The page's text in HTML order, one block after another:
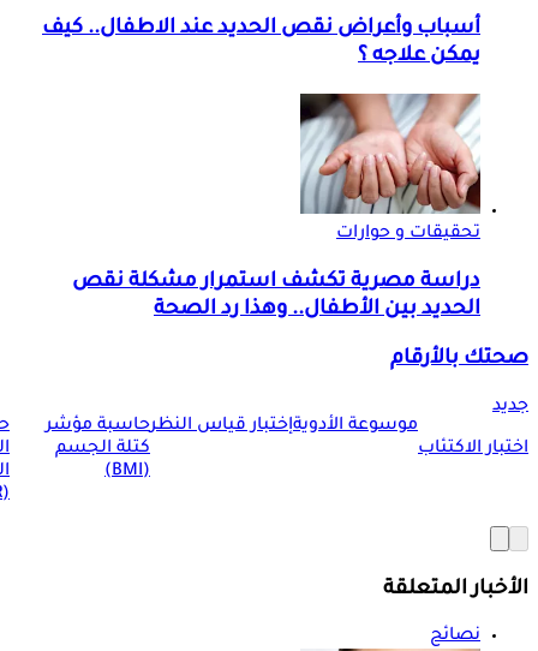
أسباب وأعراض نقص الحديد عند الاطفال.. كيف
يمكن علاجه ؟
تحقيقات و حوارات
دراسة مصرية تكشف استمرار مشكلة نقص
الحديد بين الأطفال.. وهذا رد الصحة
صحتك بالأرقام
جديد
اختبار الاكتئاب
موسوعة الأدويةإختبار قياس النظرحاسبة مؤشر
كتلة الجسم
(BMI)
(BMR)
الأخبار المتعلقة
نصائح